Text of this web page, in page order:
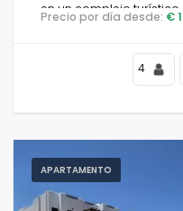
en un complejo
montañosa, cerca de
Precio por día desde: €
4
APARTAMENTO